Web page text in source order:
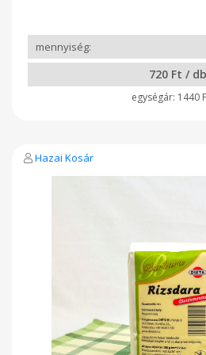
720 Ft / db
1440
Hazai Kosár